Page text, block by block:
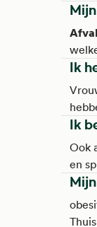
te
Ik
Ik
Ook
en
als